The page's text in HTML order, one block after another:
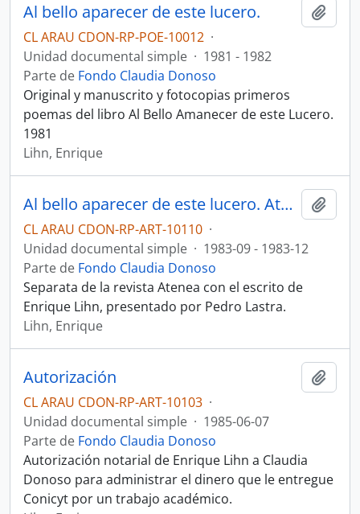
Al bello aparecer de este lucero.
CL ARAU CDON-RP-POE-10012 ·
Unidad documental simple · 1981 - 1982
Parte de Fondo Claudia Donoso
Original y manuscrito y fotocopias primeros
poemas del libro Al Bello Amanecer de este Lucero.
1981
Lihn, Enrique
Al bello aparecer de este lucero. Atenea
CL ARAU CDON-RP-ART-10110 ·
Unidad documental simple · 1983-09 - 1983-12
Parte de Fondo Claudia Donoso
Separata de la revista Atenea con el escrito de
Enrique Lihn, presentado por Pedro Lastra.
Lihn, Enrique
Autorización
CL ARAU CDON-RP-ART-10103 ·
Unidad documental simple · 1985-06-07
Parte de Fondo Claudia Donoso
Autorización notarial de Enrique Lihn a Claudia
Donoso para administrar el dinero que le entregue
Conicyt por un trabajo académico.